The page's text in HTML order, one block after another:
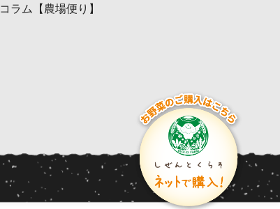
コラム【農場便り】